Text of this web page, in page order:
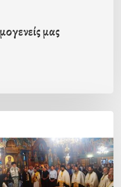
μας